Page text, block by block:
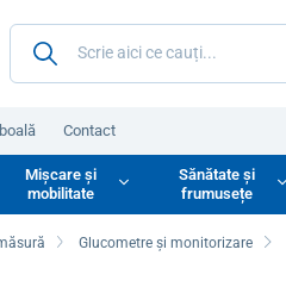
Contact
Mișcare și
mobilitate
Sănătate și
frumusețe
Glucometre și monitorizare